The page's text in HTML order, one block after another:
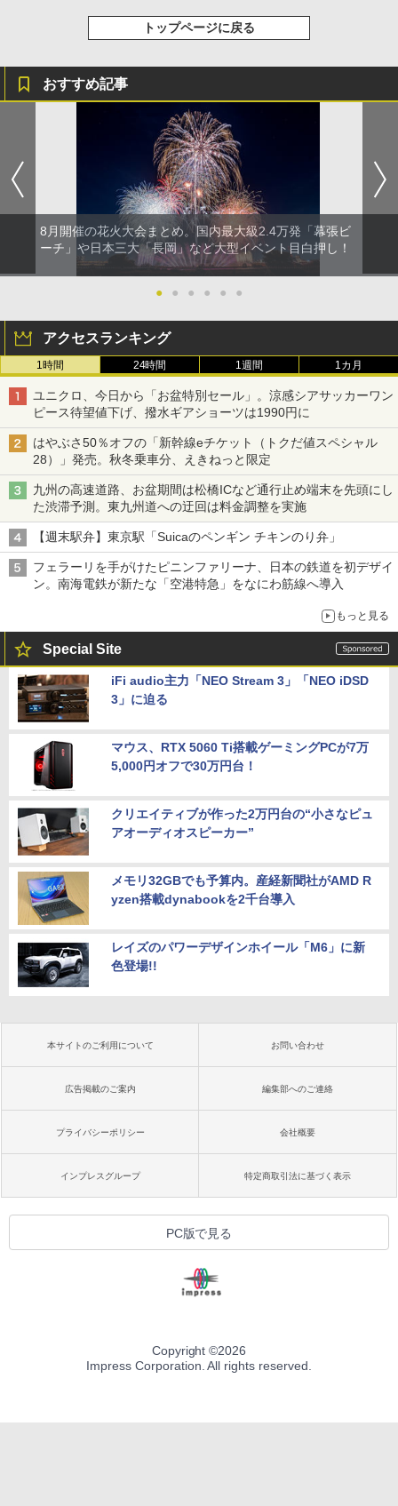
トップページに戻る
おすすめ記事
8月開催の花火大会まとめ。国内最大級2.4万発「幕張ビ
ーチ」や日本三大「長岡」など大型イベント目白押し！
● ● ● ● ● ●
アクセスランキング
1時間 24時間 1週間 1カ月
ユニクロ、今日から「お盆特別セール」。涼感シアサッカーワン
ピース待望値下げ、撥水ギアショーツは1990円に
はやぶさ50％オフの「新幹線eチケット（トクだ値スペシャル
28）」発売。秋冬乗車分、えきねっと限定
九州の高速道路、お盆期間は松橋ICなど通行止め端末を先頭にし
た渋滞予測。東九州道への迂回は料金調整を実施
【週末駅弁】東京駅「Suicaのペンギン チキンのり弁」
フェラーリを手がけたピニンファリーナ、日本の鉄道を初デザイ
ン。南海電鉄が新たな「空港特急」をなにわ筋線へ導入
もっと見る
Special Site
iFi audio主力「NEO Stream 3」「NEO iDSD
3」に迫る
マウス、RTX 5060 Ti搭載ゲーミングPCが7万
5,000円オフで30万円台！
クリエイティブが作った2万円台の“小さなピュ
アオーディオスピーカー”
メモリ32GBでも予算内。産経新聞社がAMD R
yzen搭載dynabookを2千台導入
レイズのパワーデザインホイール「M6」に新
色登場!!
本サイトのご利用について お問い合わせ
広告掲載のご案内 編集部へのご連絡
プライバシーポリシー 会社概要
インプレスグループ 特定商取引法に基づく表示
PC版で見る
Copyright ©2026
Impress Corporation. All rights reserved.